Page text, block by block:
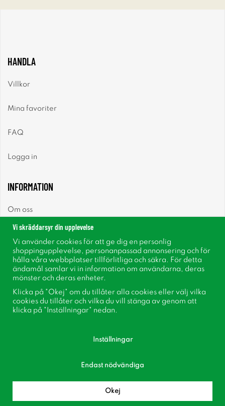
HANDLA
Villkor
Mina favoriter
FAQ
Logga in
INFORMATION
Om oss
Nyhetsbrev
Om cookies
Inspiration
Bli medlem i vår kundklubb!
Vi skräddarsyr din upplevelse
Vi använder cookies för att ge dig en personlig
shoppingupplevelse, personanpassad annonsering och för
hålla våra webbplatser tillförlitliga och säkra. För detta
ändamål samlar vi in information om användarna, deras
mönster och deras enheter.
Klicka på "Okej" om du tillåter alla cookies eller välj vilka
cookies du tillåter och vilka du vill stänga av genom att
klicka på "Inställningar" nedan.
Inställningar
Endast nödvändiga
Okej